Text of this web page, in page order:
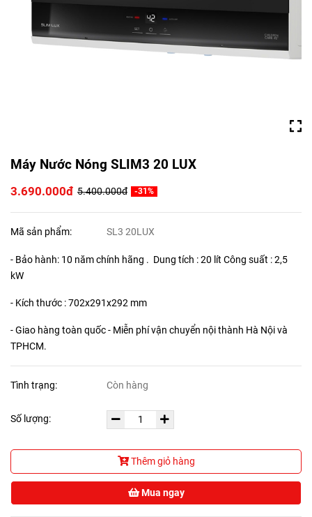
Máy Nước Nóng SLIM3 20 LUX
3.690.000đ 5.400.000đ -31%
Mã sản phẩm: SL3 20LUX
- Bảo hành: 10 năm chính hãng . Dung tích : 20 lít Công suất : 2,5
kW
- Kích thước : 702x291x292 mm
- Giao hàng toàn quốc - Miễn phí vận chuyển nội thành Hà Nội và
TPHCM.
Tình trạng: Còn hàng
Số lượng:
Thêm giỏ hàng
Mua ngay